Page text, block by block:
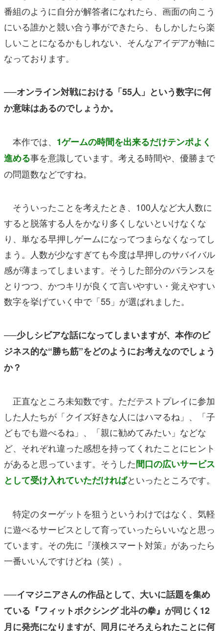
番組のように自分が解答者になれたら、画面の向こう
にいる誰かと競い合う事ができたら、もしかしたら楽
しいことになるかもしれない、そんなアイデアが軸に
なっております。
──オンライン対戦における「55人」という数字に何
か意味はあるのでしょうか。
本作では、 1ゲームの時間を出来るだけテンポよく
進める事を意識しています。考える時間や、優勝まで
の問題数などですね。
そういったことを考えたとき、100人など大人数に
すると脱落する人をかなり多くしないといけなくな
り、単なる早押しゲームになってつまらなくなってし
まう。人数が少なすぎても今度は早押しのサバイバル
感が薄まってしまいます。そうした部分のバランスを
とりつつ、かつキリが良くて言いやすい・覚えやすい
数字を挙げていく中で「55」が選ばれました。
──少しシビアな話になってしまいますが、本作のビ
ジネス的な“勝ち筋”をどのようにお考えなのでしょう
か？
正直なところ未知数です。ただテストプレイに参加
した人たちが「クイズ好きな人にはハマるね」、「子
どもでも遊べるね」、「親に勧めてみたい」などな
ど、それぞれ違った感想を持ってくれたことにヒント
があると思っています。そうした間口の広いサービス
として受け入れていただければといったところです。
特定のターゲットを狙うというわけではなく、気軽
に遊べるサービスとして育っていったらいいなと思っ
ています。その先に『漢検スマート対策』があったら
一番いいんですけどね（笑）。
──イマジニアさんの作品として、大いに話題を集め
ている『フィットボクシング 北斗の拳』が同じく12
月に発売になりますが、同月にそろえられたことに何